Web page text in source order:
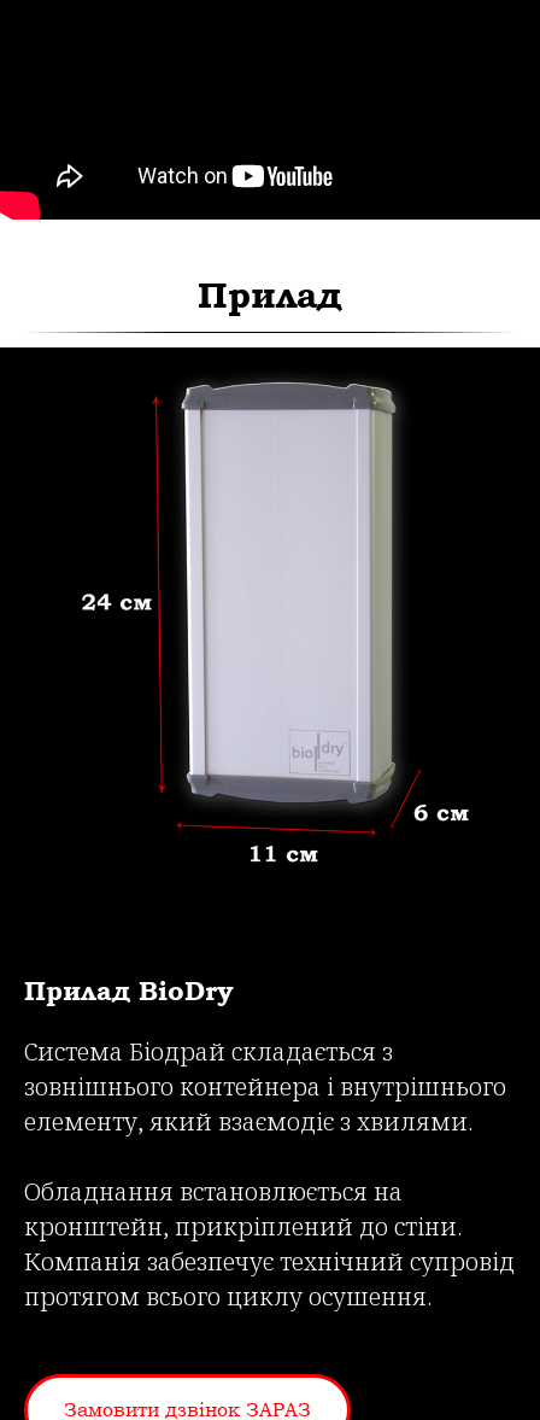
Прилад
Прилад BioDry
Система Біодрай складається з
зовнішнього контейнера і внутрішнього
елементу, який взаємодіє з хвилями.
Обладнання встановлюється на
кронштейн, прикріплений до стіни.
Компанія забезпечує технічний супровід
протягом всього циклу осушення.
Замовити дзвінок ЗАРАЗ